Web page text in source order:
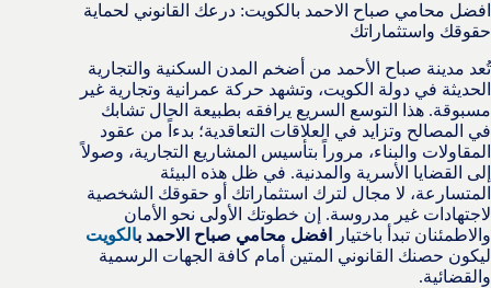
افضل محامي صباح الاحمد بالكويت: درعك القانوني لحماية
حقوقك واستثماراتك
تُعد مدينة صباح الأحمد من أضخم المدن السكنية والتجارية
الحديثة في دولة الكويت، وتشهد حركة عمرانية وتجارية غير
مسبوقة. هذا التوسع السريع يرافقه بطبيعة الحال تشابك
في المصالح وتزايد في العلاقات التعاقدية؛ بدءاً من عقود
المقاولات والبناء، مروراً بتأسيس المشاريع التجارية، وصولاً
إلى القضايا الأسرية والمدنية. في ظل هذه البيئة
المتسارعة، لا مجال لترك استثماراتك أو حقوقك الشخصية
لاجتهادات غير مدروسة. إن خطوتك الأولى نحو الأمان
والاطمئنان تبدأ باختيار
افضل محامي صباح الاحمد بالكويت
ليكون حصنك القانوني المتين أمام كافة الجهات الرسمية
والقضائية.